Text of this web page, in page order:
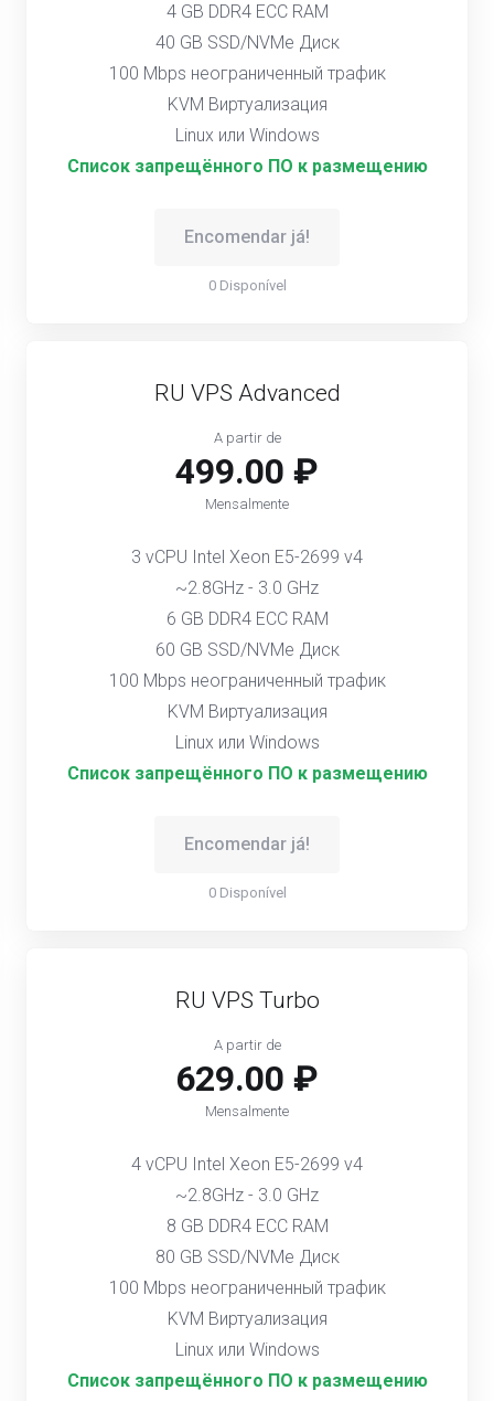
4 GB DDR4 ECC RAM
40 GB SSD/NVMe Диск
100 Mbps неограниченный трафик
KVM Виртуализация
Linux или Windows
Список запрещённого ПО к размещению
Encomendar já!
0 Disponível
RU VPS Advanced
A partir de
499.00 ₽
Mensalmente
3 vCPU Intel Xeon E5-2699 v4
~2.8GHz - 3.0 GHz
6 GB DDR4 ECC RAM
60 GB SSD/NVMe Диск
100 Mbps неограниченный трафик
KVM Виртуализация
Linux или Windows
Список запрещённого ПО к размещению
Encomendar já!
0 Disponível
RU VPS Turbo
A partir de
629.00 ₽
Mensalmente
4 vCPU Intel Xeon E5-2699 v4
~2.8GHz - 3.0 GHz
8 GB DDR4 ECC RAM
80 GB SSD/NVMe Диск
100 Mbps неограниченный трафик
KVM Виртуализация
Linux или Windows
Список запрещённого ПО к размещению